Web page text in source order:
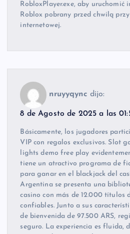
RobloxPlayer.exe, aby
Roblox pobrany przed chwilą
internetowej.
nruyyqync dijo:
8 de Agosto de 2025 a las
Básicamente, los jugadores
VIP con regalos exclusivos. Slot
lights demo free play
tiene un atractivo programa de
para ganar en el blackjack del
Argentina se presenta una
casino con más de 12.000 títulos
confiables. Junto a sus
de bienvenida de 97.500 ARS,
seguro. La experiencia es fluida,